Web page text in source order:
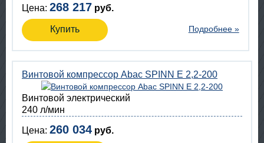
Цена: 268 217 руб.
Купить Подробнее »
Винтовой компрессор Abac SPINN E 2,2-200
Винтовой электрический
240 л/мин
Цена: 260 034 руб.